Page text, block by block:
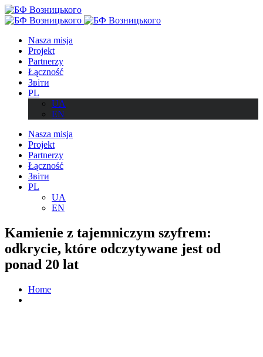
Nasza misja
Projekt
Partnerzy
Łączność
Звіти
PL
UA
EN
Nasza misja
Projekt
Partnerzy
Łączność
Звіти
PL
UA
EN
Kamienie z tajemniczym szyfrem:
odkrycie, które odczytywane jest od
ponad 20 lat
Home